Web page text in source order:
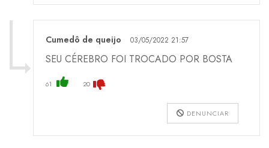
Cumedô de queijo 03/05/2022 21:57
SEU CÉREBRO FOI TROCADO POR BOSTA
61 20
DENUNCIAR